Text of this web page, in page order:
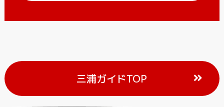
三浦ガイドTOP